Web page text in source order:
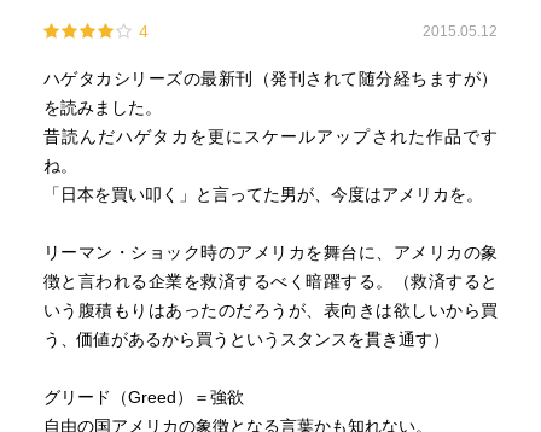
4 2015.05.12
ハゲタカシリーズの最新刊（発刊されて随分経ちますが）
を読みました。
昔読んだハゲタカを更にスケールアップされた作品です
ね。
「日本を買い叩く」と言ってた男が、今度はアメリカを。
リーマン・ショック時のアメリカを舞台に、アメリカの象
徴と言われる企業を救済するべく暗躍する。（救済すると
いう腹積もりはあったのだろうが、表向きは欲しいから買
う、価値があるから買うというスタンスを貫き通す）
グリード（Greed）＝強欲
自由の国アメリカの象徴となる言葉かも知れない。